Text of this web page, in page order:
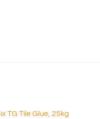
TG Tile Glue, 25kg